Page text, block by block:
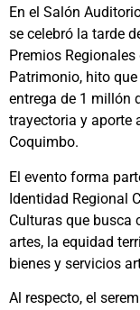
En el Salón
se celebró la tarde
Premios
Patrimonio, hito
entrega de 1 millón
trayectoria y aporte
Coquimbo.
El evento forma
Identidad Regional
Culturas que busca
artes, la equidad
bienes y servicios
Al respecto, el